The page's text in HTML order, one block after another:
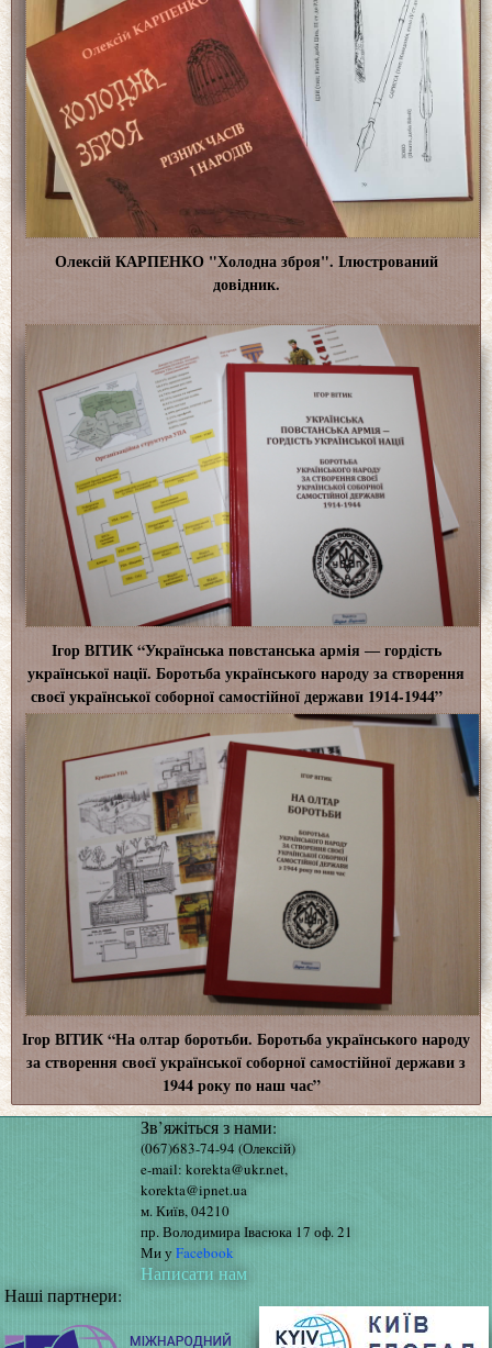
Олексій КАРПЕНКО "Холодна зброя". Ілюстрований
довідник.
Ігор ВІТИК “Українська повстанська армія ― гордість
української нації. Боротьба українського народу за створення
своєї української соборної самостійної держави 1914-1944”
Ігор ВІТИК “На олтар боротьби. Боротьба українського народу
за створення своєї української соборної самостійної держави з
1944 року по наш час”
Зв’яжіться з нами:
(067)683-74-94 (Олексій)
e-mail: korekta@ukr.net,
korekta@ipnet.ua
м. Київ, 04210
пр. Володимира Івасюка 17 оф. 21
Ми уFacebook
Написати нам
Наші партнери: